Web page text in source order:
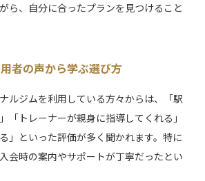
ら、自分に合ったプランを見つけること
者の声から学ぶ選び方
ルジムを利用している方々からは、「駅
「トレーナーが親身に指導してくれる」
」といった評価が多く聞かれます。特に
会時の案内やサポートが丁寧だったとい